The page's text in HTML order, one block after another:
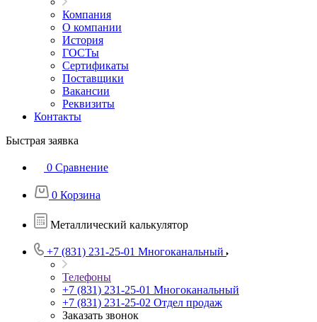
Компания
О компании
История
ГОСТы
Сертификаты
Поставщики
Вакансии
Реквизиты
Контакты
Быстрая заявка
0 Сравнение
0 Корзина
Металлический калькулятор
+7 (831) 231-25-01 Многоканальный
Телефоны
+7 (831) 231-25-01 Многоканальный
+7 (831) 231-25-02 Отдел продаж
Заказать звонок